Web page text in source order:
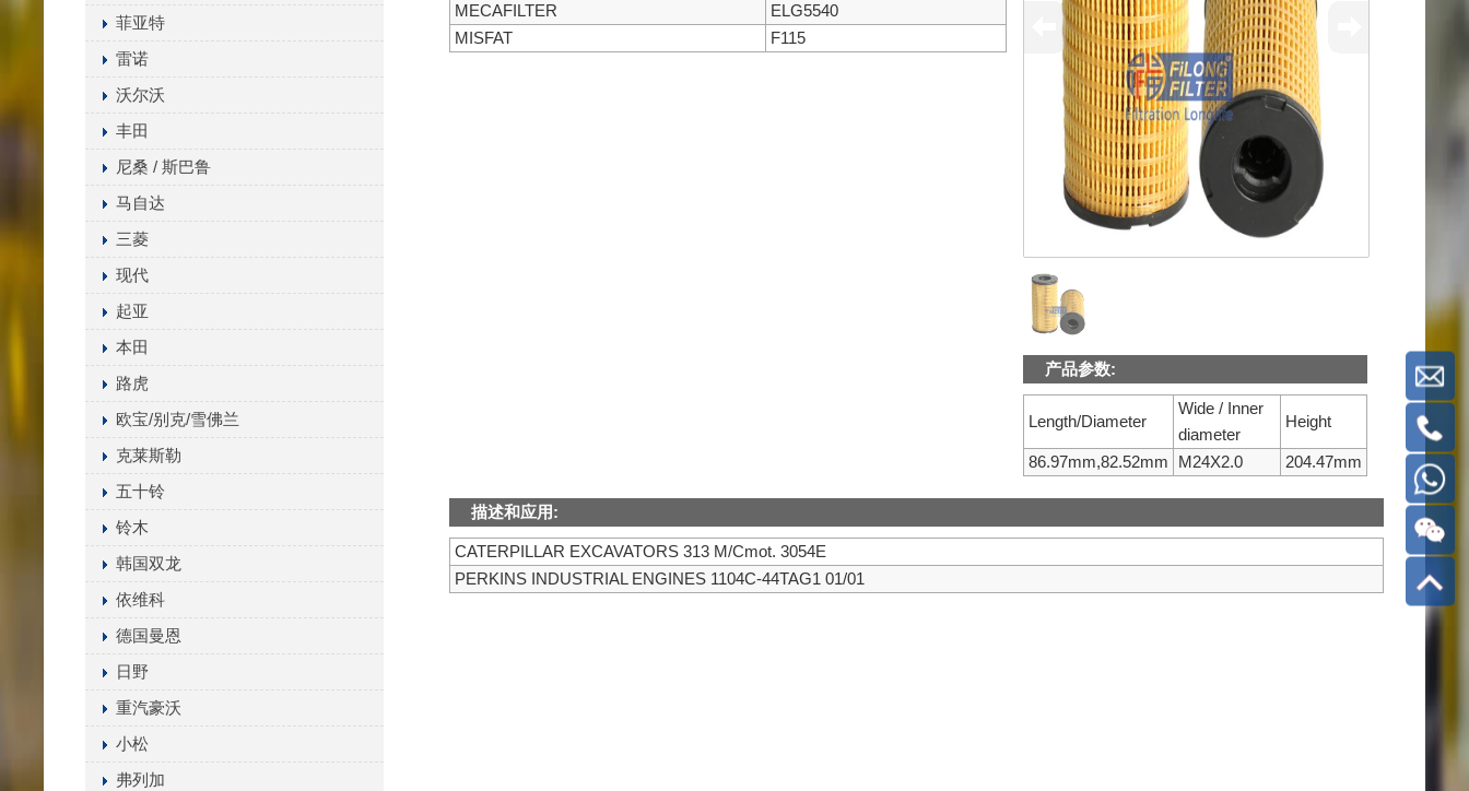
菲亚特
雷诺
沃尔沃
丰田
尼桑 / 斯巴鲁
马自达
三菱
现代
起亚
本田
路虎
欧宝/别克/雪佛兰
克莱斯勒
五十铃
铃木
韩国双龙
依维科
德国曼恩
日野
重汽豪沃
小松
弗列加
MECAFILTER
ELG5540
MISFAT
F115
产品参数:
Length/Diameter
Wide / Inner
diameter
Height
86.97mm,82.52mm M24X2.0 204.47mm
描述和应用:
CATERPILLAR EXCAVATORS 313 M/Cmot. 3054E
PERKINS INDUSTRIAL ENGINES 1104C-44TAG1 01/01